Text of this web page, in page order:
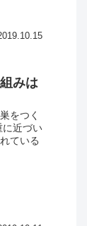
みは
をつく
に近づい
ている